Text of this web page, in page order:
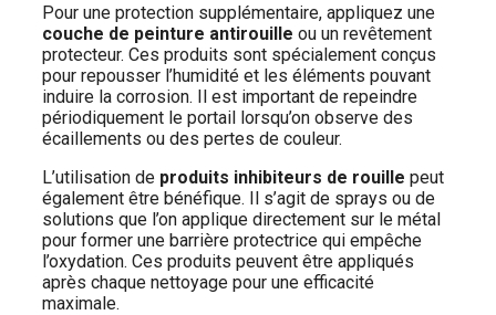
Pour une protection supplémentaire, appliquez une
couche de peinture antirouille ou un revêtement
protecteur. Ces produits sont spécialement conçus
pour repousser l’humidité et les éléments pouvant
induire la corrosion. Il est important de repeindre
périodiquement le portail lorsqu’on observe des
écaillements ou des pertes de couleur.
L’utilisation de produits inhibiteurs de rouille peut
également être bénéfique. Il s’agit de sprays ou de
solutions que l’on applique directement sur le métal
pour former une barrière protectrice qui empêche
l’oxydation. Ces produits peuvent être appliqués
après chaque nettoyage pour une efficacité
maximale.